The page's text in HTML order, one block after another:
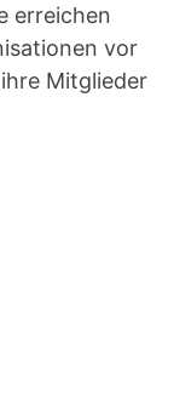
erreichen
vor
Mitglieder